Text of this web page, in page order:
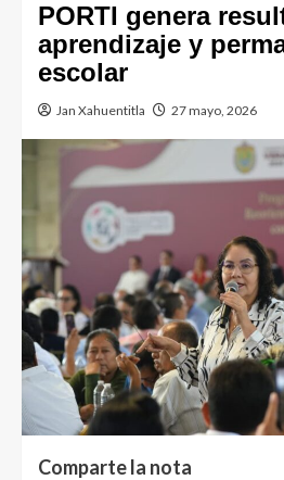
PORTI genera
aprendizaje y
escolar
Jan Xahuentitla 27 mayo, 2026
Comparte la nota